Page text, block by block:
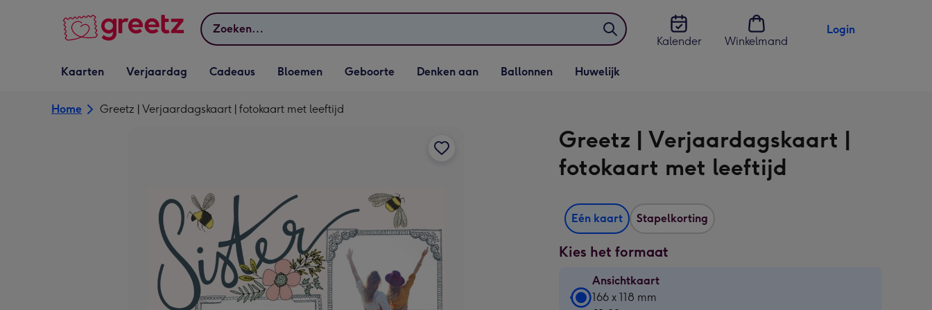
Zoeken
Kalender
Winkelmand
Login
Vervolgkeuzelijst
Kaarten openen
Kaarten
Vervolgkeuzelijst
Verjaardag openen
Verjaardag
Vervolgkeuzelijst
Cadeaus openen
Cadeaus
Vervolgkeuzelijst
Bloemen openen
Bloemen
Vervolgkeuzelijst
Geboorte openen
Geboorte
Vervolgkeuzelijst
Denken aan openen
Denken aan
Vervolgkeuzelijst
Ballonnen openen
Ballonnen
Vervolgkeuzelijst
Huwelijk openen
Huwelijk
Home Greetz | Verjaardagskaart | fotokaart met leeftijd
Greetz | Verjaardagskaart |
fotokaart met leeftijd
Eén kaart Stapelkorting
Kies het formaat
Ansichtkaart
Ansichtkaart
166 x 118 mm